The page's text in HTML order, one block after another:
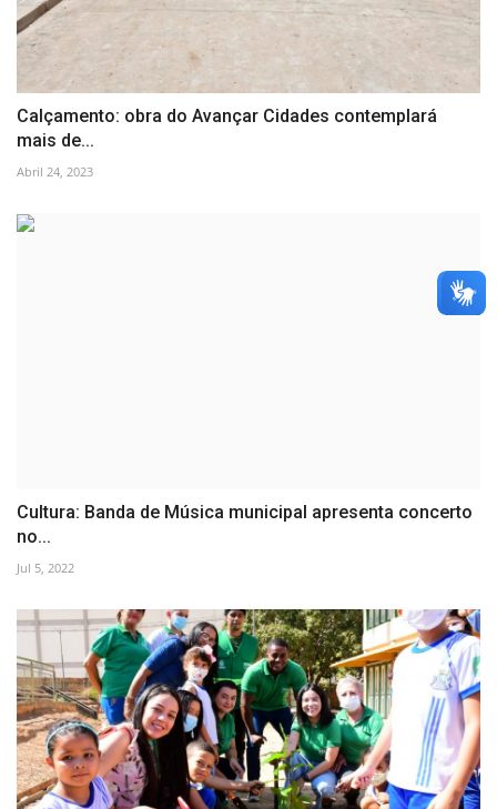
Calçamento: obra do Avançar Cidades contemplará
mais de...
Abril 24, 2023
Cultura: Banda de Música municipal apresenta concerto
no...
Jul 5, 2022